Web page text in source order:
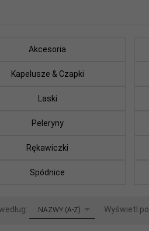
Akcesoria
Kapelusze & Czapki
Laski
Peleryny
Rękawiczki
Spódnice
sortNAZWY (A-Z) Wyświetl po